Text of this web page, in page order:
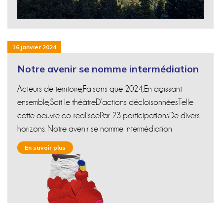
Notre avenir se nomme intermédiation
16 janvier 2024
Acteurs de territoire,Faisons que 2024,En agissant
ensemble,Soit le théâtreD’actions décloisonnéesTelle
cette oeuvre co-realiséePar 23 participationsDe divers
horizons. Notre avenir se nomme intermédiation
En savoir plus